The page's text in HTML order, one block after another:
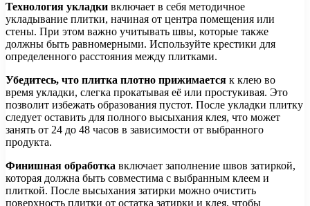
Технология укладки включает в себя методичное
укладывание плитки, начиная от центра помещения или
стены. При этом важно учитывать швы, которые также
должны быть равномерными. Используйте крестики для
определенного расстояния между плитками.
Убедитесь, что плитка плотно прижимается к клею во
время укладки, слегка прокатывая её или простукивая. Это
позволит избежать образования пустот. После укладки плитку
следует оставить для полного высыхания клея, что может
занять от 24 до 48 часов в зависимости от выбранного
продукта.
Финишная обработка включает заполнение швов затиркой,
которая должна быть совместима с выбранным клеем и
плиткой. После высыхания затирки можно очистить
поверхность плитки от остатка затирки и клея, чтобы